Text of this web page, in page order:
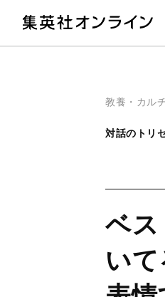
教養・カル
対話のトリ
ベス
い